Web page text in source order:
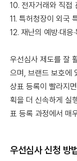
10. 전자거래와 직접
11. 특허청장이 외국
12. 재난의 예방·대
우선심사 제도를 잘
으며, 브랜드 보호에
상표 등록이 빨라지
획을 더 신속하게 실
표 등록 과정에서 매
우선심사 신청 방